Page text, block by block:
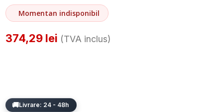
Momentan indisponibil
374,29 lei (TVA inclus)
Livrare: 24 - 48h